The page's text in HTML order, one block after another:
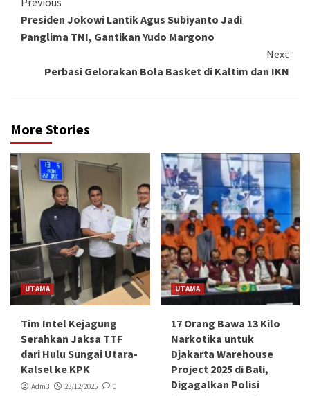
Reading
Presiden Jokowi Lantik Agus Subiyanto Jadi
Panglima TNI, Gantikan Yudo Margono
Next
Perbasi Gelorakan Bola Basket di Kaltim dan IKN
More Stories
UTAMA
Tim Intel Kejagung
Serahkan Jaksa TTF
dari Hulu Sungai Utara-
Kalsel ke KPK
Adm3 23/12/2025 0
UTAMA
17 Orang Bawa 13 Kilo
Narkotika untuk
Djakarta Warehouse
Project 2025 di Bali,
Digagalkan Polisi